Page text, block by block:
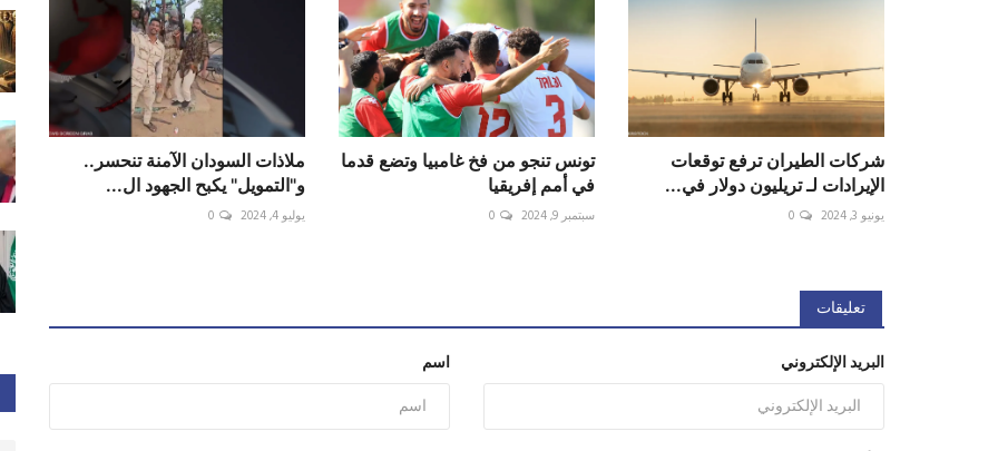
شركات الطيران ترفع توقعات
الإيرادات لـ تريليون دولار في...
يونيو 3, 2024 0
تونس تنجو من فخ غامبيا وتضع قدما
في أمم إفريقيا
سبتمبر 9, 2024 0
ملاذات السودان الآمنة تنحسر..
و"التمويل" يكبح الجهود ال...
يوليو 4, 2024 0
تعليقات
اسم البريد الإلكتروني